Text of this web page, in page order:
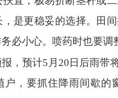
是更稳妥的选择。田
必小心。喷药时也要调
，预计5月20日后雨带
户，要抓住降雨间歇